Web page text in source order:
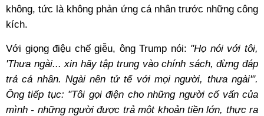
không, tức là không phản ứng cá nhân trước những công
kích.
Với giọng điệu chế giễu, ông Trump nói: "Họ nói với tôi,
'Thưa ngài... xin hãy tập trung vào chính sách, đừng đáp
trả cá nhân. Ngài nên tử tế với mọi người, thưa ngài'".
Ông tiếp tục: "Tôi gọi điện cho những người cố vấn của
mình - những người được trả một khoản tiền lớn, thực ra